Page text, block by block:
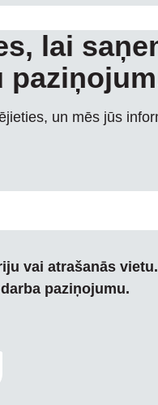
lai
un mēs jūs
vai atrašanās
paziņojumu.